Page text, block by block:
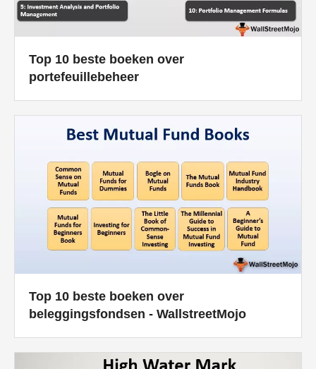
Top 10 beste boeken over
portefeuillebeheer
Top 10 beste boeken over
beleggingsfondsen - WallstreetMojo